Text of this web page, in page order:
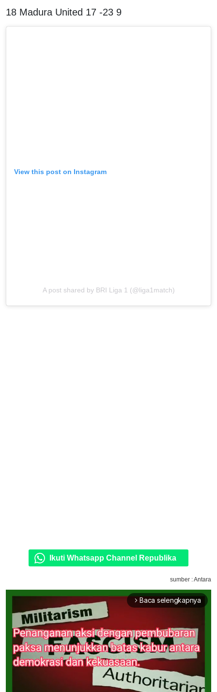
18 Madura United 17 -23 9
View this post on Instagram
A post shared by BRI Liga 1 (@liga1match)
Ikuti Whatsapp Channel Republika
sumber : Antara
arrow_forward_ios Baca selengkapnya